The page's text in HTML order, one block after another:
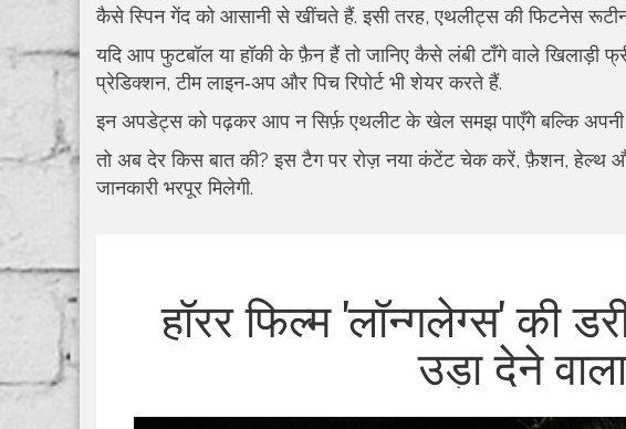
कैसे स्पिन गेंद को आसानी से खींचते हैं. इसी तरह, एथलीट्स की फिटनेस रूटीन
यदि आप फुटबॉल या हॉकी के फ़ैन हैं तो जानिए कैसे लंबी टाँगे वाले खिलाड़ी
प्रेडिक्शन, टीम लाइन‑अप और पिच रिपोर्ट भी शेयर करते हैं.
इन अपडेट्स को पढ़कर आप न सिर्फ़ एथलीट के खेल समझ पाएँगे बल्कि अपनी
तो अब देर किस बात की? इस टैग पर रोज़ नया कंटेंट चेक करें, फ़ैशन, हेल्थ
जानकारी भरपूर मिलेगी.
हॉरर फिल्म 'लॉन्गलेग्स' की
उड़ा देने